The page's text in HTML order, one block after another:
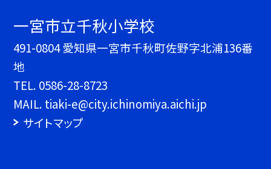
一宮市立千秋小学校
491-0804 愛知県一宮市千秋町佐野字北浦136番
地
TEL. 0586-28-8723
MAIL. tiaki-e@city.ichinomiya.aichi.jp
サイトマップ